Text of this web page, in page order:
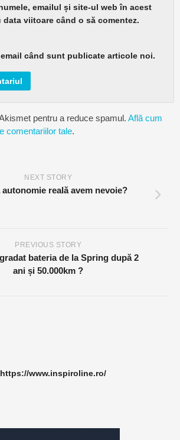
emailul și site-ul web în acest
viitoare când o să comentez.
când sunt publicate articole noi.
pentru a reduce spamul. Află cum
comentariilor tale.
NEXT STORY
autonomie reală avem nevoie?
PREVIOUS STORY
bateria de la Spring după 2
ani și 50.000km ?